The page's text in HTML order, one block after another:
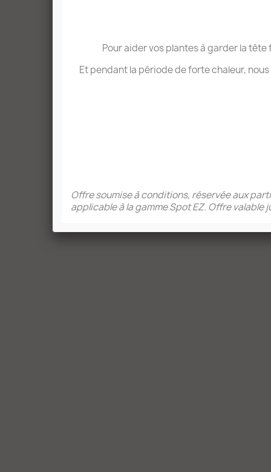
Pour aider vos plantes à garder la
Et pendant la période de forte chaleur,
Offre soumise à conditions, réservée aux
applicable à la gamme Spot EZ. Offre